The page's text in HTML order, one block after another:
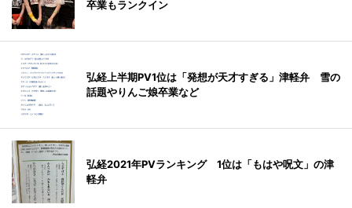
卒業もランクイン
弘経上半期PV1位は「発想が天才すぎる」津軽弁 雪の
話題やりんご娘卒業など
弘経2021年PVランキング 1位は「もはや呪文」の津
軽弁